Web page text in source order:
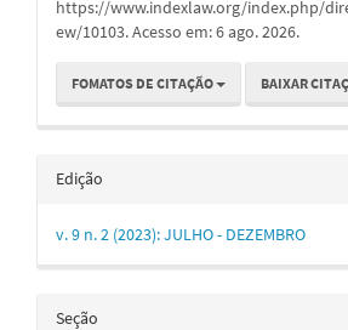
https://www.indexlaw.org/index.php/
ew/10103. Acesso em: 6 ago. 2026.
FOMATOS DE CITAÇÃO BAIXAR
Edição
v. 9 n. 2 (2023): JULHO - DEZEMBRO
Seção